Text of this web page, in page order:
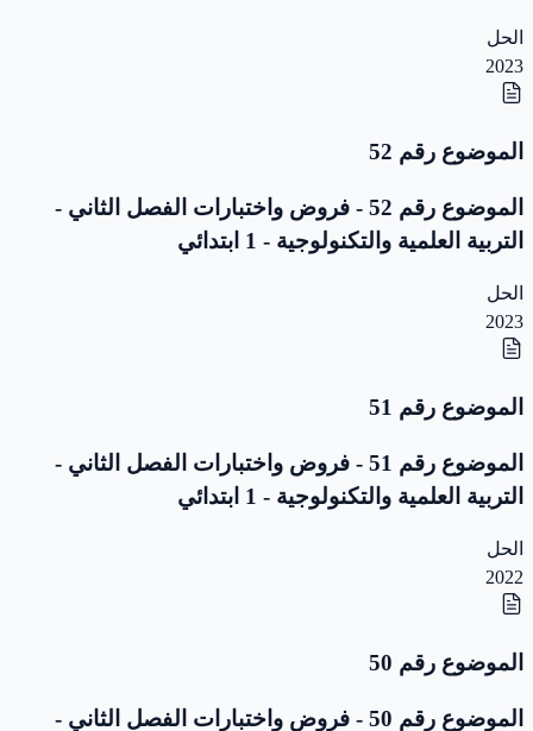
الحل
2023
الموضوع رقم 52
الموضوع رقم 52 - فروض واختبارات الفصل الثاني -
التربية العلمية والتكنولوجية - 1 ابتدائي
الحل
2023
الموضوع رقم 51
الموضوع رقم 51 - فروض واختبارات الفصل الثاني -
التربية العلمية والتكنولوجية - 1 ابتدائي
الحل
2022
الموضوع رقم 50
الموضوع رقم 50 - فروض واختبارات الفصل الثاني -